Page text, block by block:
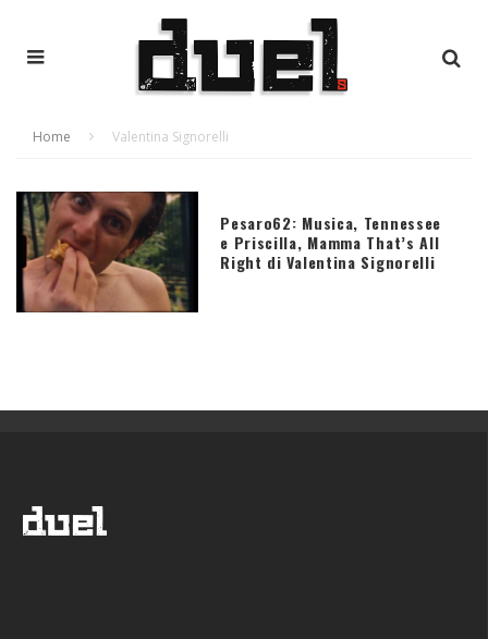
Home Valentina Signorelli
Pesaro62: Musica, Tennessee
e Priscilla, Mamma That’s All
Right di Valentina Signorelli